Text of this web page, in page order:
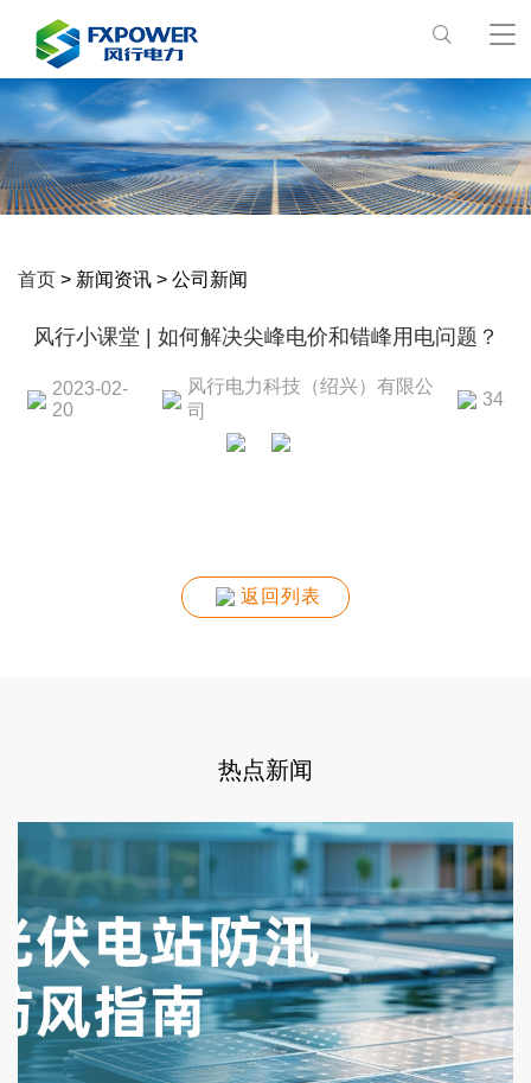
首页 > 新闻资讯 > 公司新闻
风行小课堂 | 如何解决尖峰电价和错峰用电问题？
2023-02-
20
风行电力科技（绍兴）有限公
司
34
返回列表
热点新闻